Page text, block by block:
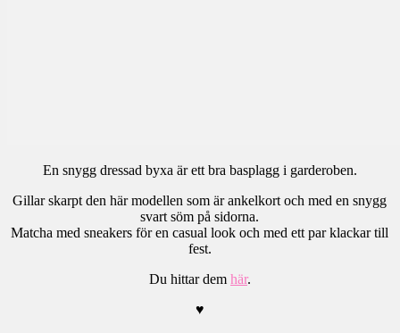
En snygg dressad byxa är ett bra basplagg i garderoben.
Gillar skarpt den här modellen som är ankelkort och med en snygg
svart söm på sidorna.
Matcha med sneakers för en casual look och med ett par klackar till
fest.
Du hittar dem här.
♥